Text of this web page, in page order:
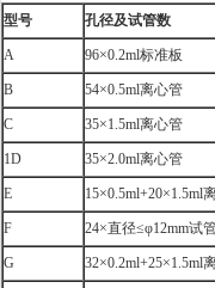
型号 孔径及试管数
A 96×0.2ml标准板
B 54×0.5ml离心管
C 35×1.5ml离心管
1D 35×2.0ml离心管
E 15×0.5ml+20×1.5ml
F 24×直径≤φ12mm试
G 32×0.2ml+25×1.5ml